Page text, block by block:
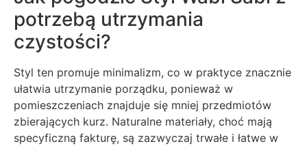
potrzebą utrzymania
czystości?
Styl ten promuje minimalizm, co w praktyce znacznie
ułatwia utrzymanie porządku, ponieważ w
pomieszczeniach znajduje się mniej przedmiotów
zbierających kurz. Naturalne materiały, choć mają
specyficzną fakturę, są zazwyczaj trwałe i łatwe w